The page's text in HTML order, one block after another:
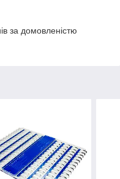
за домовленістю